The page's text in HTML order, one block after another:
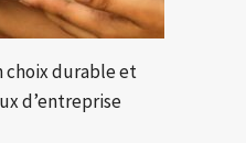
choix durable et
d’entreprise